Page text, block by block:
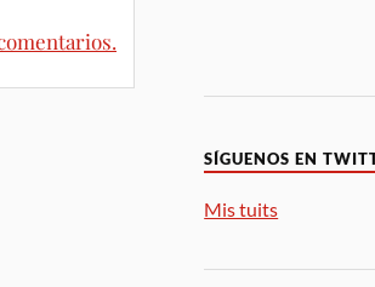
SÍGUENOS EN
Mis tuits